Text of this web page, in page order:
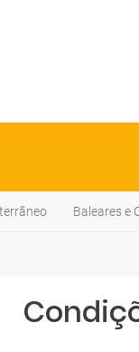
Baleares e